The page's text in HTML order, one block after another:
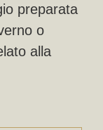
preparata
o
alla